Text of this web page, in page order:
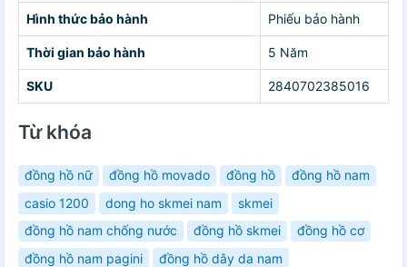
Hình thức bảo hành Phiếu bảo hành
Thời gian bảo hành 5 Năm
SKU 2840702385016
Từ khóa
đồng hồ nữ đồng hồ movado đồng hồ
đồng hồ nam
casio 1200
dong ho skmei nam
skmei
đồng hồ nam chống nước
đồng hồ skmei
đồng hồ cơ
đồng hồ nam pagini
đồng hồ dây da nam